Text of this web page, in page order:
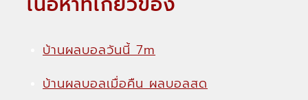
บ้านผลบอลวันนี้ 7m
บ้านผลบอลเมื่อคืน ผลบอลสด